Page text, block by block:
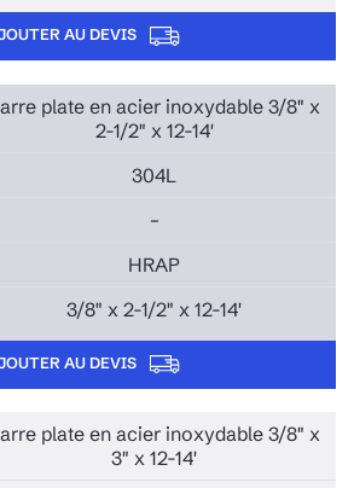
AU DEVIS
plate en acier inoxydable 3/8" x
2-1/2" x 12-14'
304L
–
HRAP
3/8" x 2-1/2" x 12-14'
AU DEVIS
plate en acier inoxydable 3/8" x
3" x 12-14'